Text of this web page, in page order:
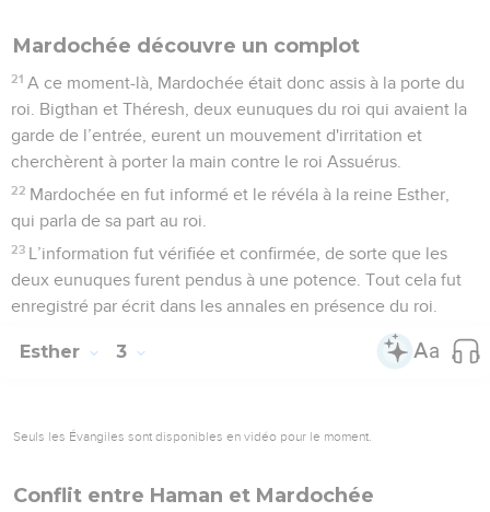
Mardochée découvre un complot
21 A ce moment-là, Mardochée était donc assis à la porte du
roi. Bigthan et Théresh, deux eunuques du roi qui avaient la
garde de l’entrée, eurent un mouvement d'irritation et
cherchèrent à porter la main contre le roi Assuérus.
22 Mardochée en fut informé et le révéla à la reine Esther,
qui parla de sa part au roi.
23 L’information fut vérifiée et confirmée, de sorte que les
deux eunuques furent pendus à une potence. Tout cela fut
enregistré par écrit dans les annales en présence du roi.
Esther 3
Seuls les Évangiles sont disponibles en vidéo pour le moment.
Conflit entre Haman et Mardochée